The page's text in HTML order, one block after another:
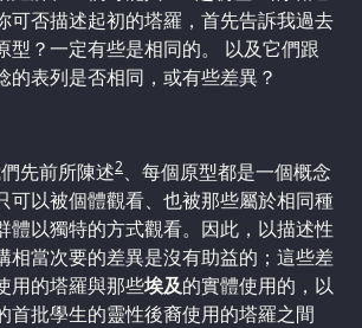
可否描述起初的塔羅，首先告訴我過去
型？一定有些是相同的。 以及它們跟
的表列是否相同，或有些差異？
先前所陳述2、每個原型都是一個概念
可以被個體觀看、也被那些屬於相同種
體以獨特的方式觀看。因此，以描述性
相當次要的差異是沒有助益的；這些差
用的塔羅與那些埃及的實體使用的，以
首批學生的靈性後裔使用的塔羅之間